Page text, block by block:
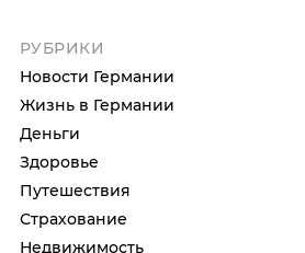
РУБРИКИ
Новости Германии
Жизнь в Германии
Деньги
Здоровье
Путешествия
Страхование
Недвижимость